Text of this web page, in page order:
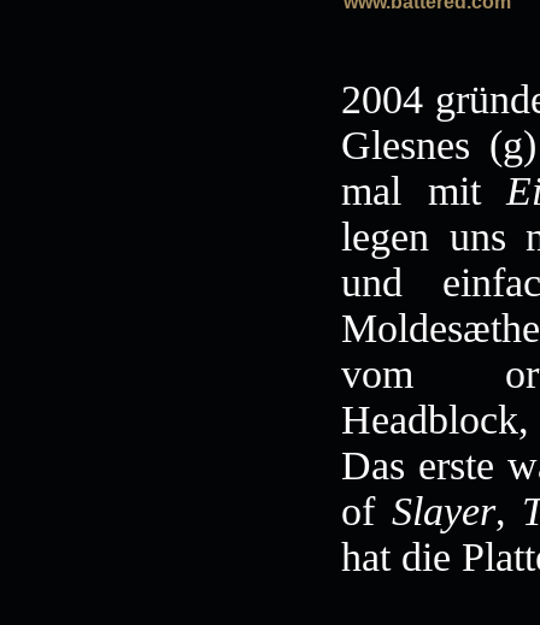
2004
Glesnes
mal mit
legen uns
und
vom
Das erste
of Slayer,
hat die